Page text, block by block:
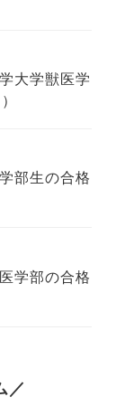
大学獣医学
部生の合格
学部の合格
／